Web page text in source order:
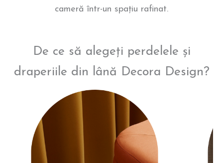
cameră într-un spațiu rafinat.
De ce să alegeți perdelele și
draperiile din lână Decora Design?